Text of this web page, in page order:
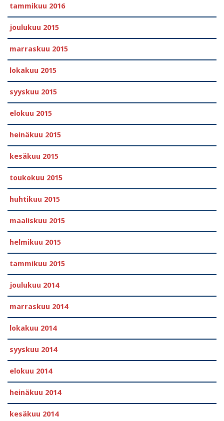
tammikuu 2016
joulukuu 2015
marraskuu 2015
lokakuu 2015
syyskuu 2015
elokuu 2015
heinäkuu 2015
kesäkuu 2015
toukokuu 2015
huhtikuu 2015
maaliskuu 2015
helmikuu 2015
tammikuu 2015
joulukuu 2014
marraskuu 2014
lokakuu 2014
syyskuu 2014
elokuu 2014
heinäkuu 2014
kesäkuu 2014